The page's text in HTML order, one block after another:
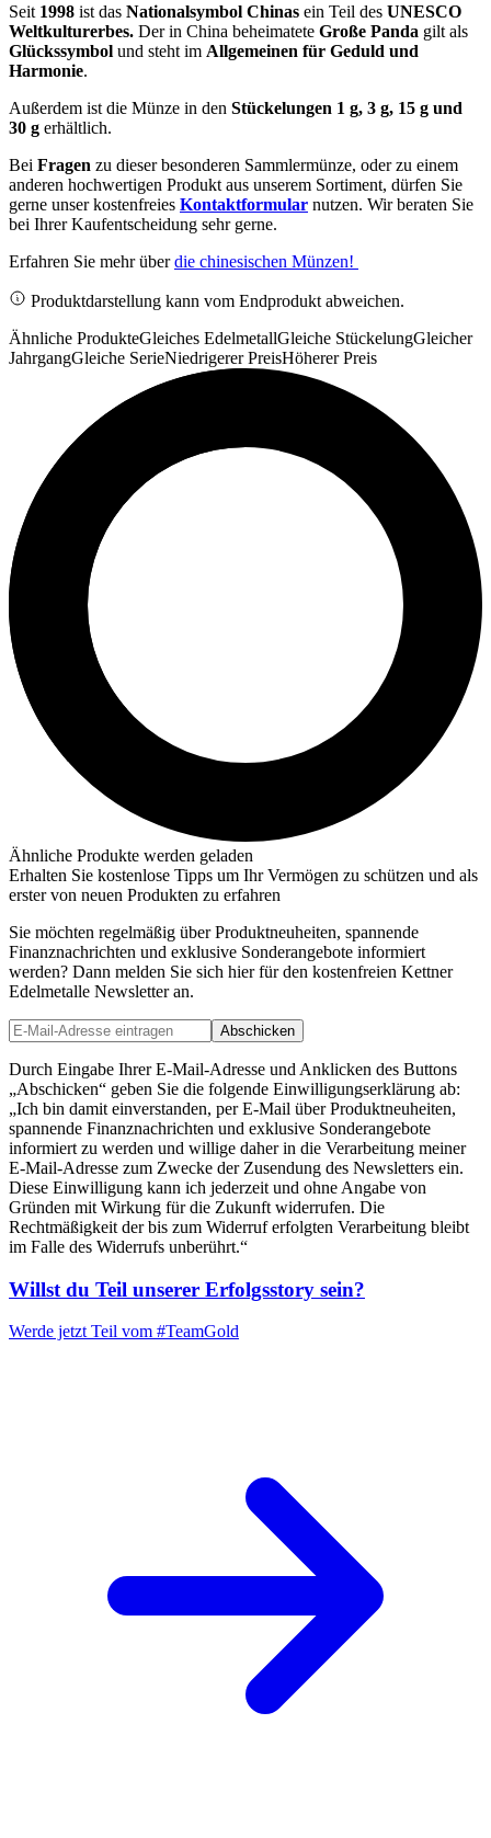
Seit 1998 ist das Nationalsymbol Chinas ein Teil des UNESCO
Weltkulturerbes. Der in China beheimatete Große Panda gilt als
Glückssymbol und steht im Allgemeinen für Geduld und
Harmonie.
Außerdem ist die Münze in den Stückelungen 1 g, 3 g, 15 g und
30 g erhältlich.
Bei Fragen zu dieser besonderen Sammlermünze, oder zu einem
anderen hochwertigen Produkt aus unserem Sortiment, dürfen Sie
gerne unser kostenfreies Kontaktformular nutzen. Wir beraten Sie
bei Ihrer Kaufentscheidung sehr gerne.
Erfahren Sie mehr überdie chinesischen Münzen!
Produktdarstellung kann vom Endprodukt abweichen.
Ähnliche ProdukteGleiches EdelmetallGleiche StückelungGleicher
JahrgangGleiche SerieNiedrigerer PreisHöherer Preis
Ähnliche Produkte werden geladen
Erhalten Sie kostenlose Tipps um Ihr Vermögen zu schützen und als
erster von neuen Produkten zu erfahren
Sie möchten regelmäßig über Produktneuheiten, spannende
Finanznachrichten und exklusive Sonderangebote informiert
werden? Dann melden Sie sich hier für den kostenfreien Kettner
Edelmetalle Newsletter an.
Abschicken
Durch Eingabe Ihrer E-Mail-Adresse und Anklicken des Buttons
„Abschicken“ geben Sie die folgende Einwilligungserklärung ab:
„Ich bin damit einverstanden, per E-Mail über Produktneuheiten,
spannende Finanznachrichten und exklusive Sonderangebote
informiert zu werden und willige daher in die Verarbeitung meiner
E-Mail-Adresse zum Zwecke der Zusendung des Newsletters ein.
Diese Einwilligung kann ich jederzeit und ohne Angabe von
Gründen mit Wirkung für die Zukunft widerrufen. Die
Rechtmäßigkeit der bis zum Widerruf erfolgten Verarbeitung bleibt
im Falle des Widerrufs unberührt.“
Willst du Teil unserer Erfolgsstory sein?
Werde jetzt Teil vom #TeamGold